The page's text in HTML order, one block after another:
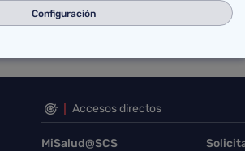
Accesos directos
MiSalud@SCS
Configuración